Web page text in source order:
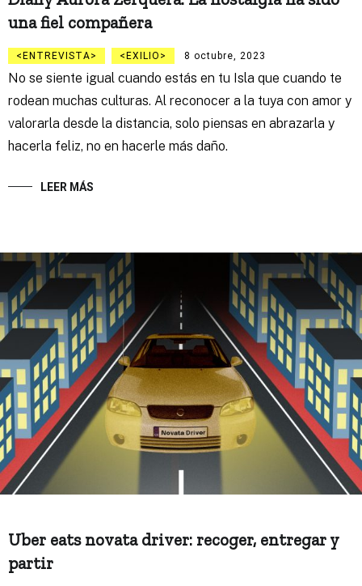
una fiel compañera
ENTREVISTA EXILIO 8 octubre, 2023
No se siente igual cuando estás en tu Isla que cuando te
rodean muchas culturas. Al reconocer a la tuya con amor y
valorarla desde la distancia, solo piensas en abrazarla y
hacerla feliz, no en hacerle más daño.
LEER MÁS
Uber eats novata driver: recoger, entregar y
partir